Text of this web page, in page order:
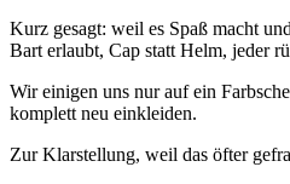
Kurz gesagt: weil es Spaß macht
Bart erlaubt, Cap statt Helm, jeder
Wir einigen uns nur auf ein
komplett neu einkleiden.
Zur Klarstellung, weil das öfter